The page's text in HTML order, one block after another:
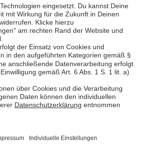
Hilfe-Center
Status
Feedback &
Beschwerde